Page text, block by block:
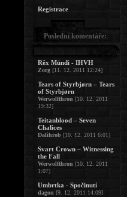
Registrace
Poslední komentáře:
Rêx Mündi - IHVH
Zorg [11. 12. 2011 12:24]
Tears of Styrbjørn – Tears
of Styrbjørn
Werwolfthron [10. 12. 2011
19:32]
Teitanblood – Seven
Chalices
Dalihrob [10. 12. 2011 6:01]
Svart Crown – Witnessing
the Fall
Werwolfthron [10. 12. 2011
1:07]
Umbrtka - Spočinutí
dagon [9. 12. 2011 14:09]